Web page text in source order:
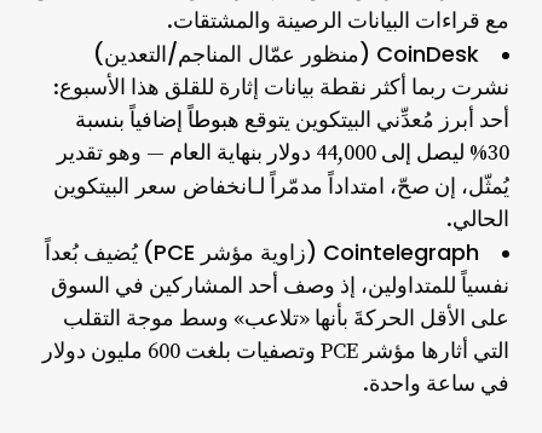
مع قراءات البيانات الرصينة والمشتقات.
CoinDesk (منظور عمّال المناجم/التعدين)
نشرت ربما أكثر نقطة بيانات إثارة للقلق هذا الأسبوع:
أحد أبرز مُعدِّني البيتكوين يتوقع هبوطاً إضافياً بنسبة
30% ليصل إلى 44,000 دولار بنهاية العام
— وهو تقدير
يُمثّل، إن صحّ، امتداداً مدمّراً لـانخفاض سعر البيتكوين
الحالي.
Cointelegraph (زاوية مؤشر PCE)
يُضيف بُعداً
نفسياً للمتداولين، إذ وصف أحد المشاركين في السوق
على الأقل الحركةَ بأنها «تلاعب» وسط موجة التقلب
التي أثارها مؤشر PCE وتصفيات بلغت 600 مليون دولار
في ساعة واحدة.